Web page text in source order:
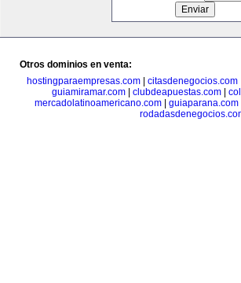
Otros dominios en venta:
hostingparaempresas.com| citasdenegocios.com
guiamiramar.com
clubdeapuestas.com
mercadolatinoamericano.com| guiaparana.com